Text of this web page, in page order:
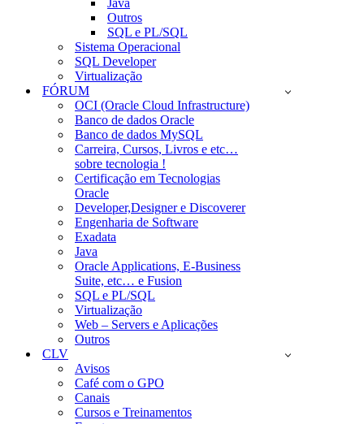
Java
Outros
SQL e PL/SQL
Sistema Operacional
SQL Developer
Virtualização
FÓRUM
OCI (Oracle Cloud Infrastructure)
Banco de dados Oracle
Banco de dados MySQL
Carreira, Cursos, Livros e etc…
sobre tecnologia !
Certificação em Tecnologias
Oracle
Developer,Designer e Discoverer
Engenharia de Software
Exadata
Java
Oracle Applications, E-Business
Suite, etc… e Fusion
SQL e PL/SQL
Virtualização
Web – Servers e Aplicações
Outros
CLV
Avisos
Café com o GPO
Canais
Cursos e Treinamentos